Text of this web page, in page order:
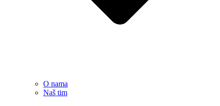
O nama
Naš tim